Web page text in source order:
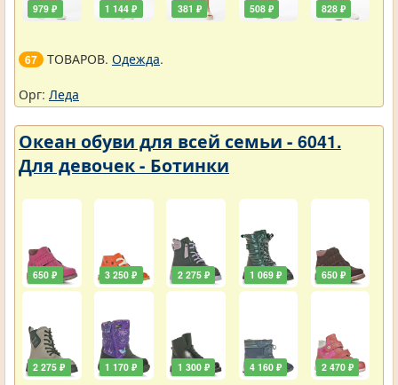
979 ₽ 1 144 ₽ 381 ₽ 508 ₽ 828 ₽
67 ТОВАРОВ. Одежда.
Орг: Леда
Океан обуви для всей семьи - 6041.
Для девочек - Ботинки
650 ₽
2 275 ₽
3 250 ₽
1 170 ₽
2 275 ₽
1 300 ₽
1 069 ₽
4 160 ₽
650 ₽
2 470 ₽